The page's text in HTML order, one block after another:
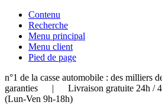
Contenu
Recherche
Menu principal
Menu client
Pied de page
n°1 de la casse automobile : des milliers
garanties | Livraison gratuite 24h
(Lun-Ven 9h-18h)